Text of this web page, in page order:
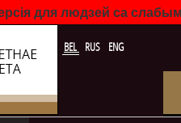
для людзей са
BEL RUS ENG